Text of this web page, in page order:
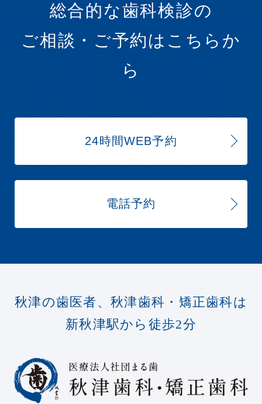
総合的な歯科検診の
ご相談・ご予約はこちらか
ら
24時間WEB予約
電話予約
秋津の歯医者、秋津歯科・矯正歯科は
新秋津駅から徒歩2分